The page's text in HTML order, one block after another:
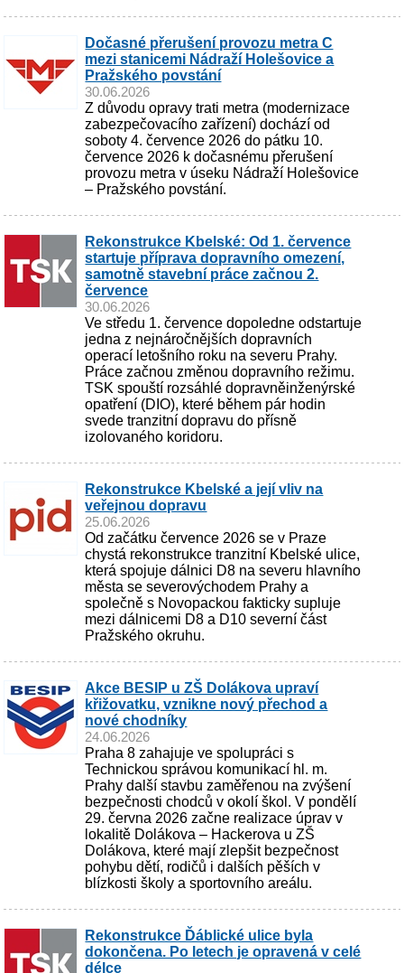
Dočasné přerušení provozu metra C
mezi stanicemi Nádraží Holešovice a
Pražského povstání
30.06.2026
Z důvodu opravy trati metra (modernizace
zabezpečovacího zařízení) dochází od
soboty 4. července 2026 do pátku 10.
července 2026 k dočasnému přerušení
provozu metra v úseku Nádraží Holešovice
– Pražského povstání.
Rekonstrukce Kbelské: Od 1. července
startuje příprava dopravního omezení,
samotně stavební práce začnou 2.
července
30.06.2026
Ve středu 1. července dopoledne odstartuje
jedna z nejnáročnějších dopravních
operací letošního roku na severu Prahy.
Práce začnou změnou dopravního režimu.
TSK spouští rozsáhlé dopravněinženýrské
opatření (DIO), které během pár hodin
svede tranzitní dopravu do přísně
izolovaného koridoru.
Rekonstrukce Kbelské a její vliv na
veřejnou dopravu
25.06.2026
Od začátku července 2026 se v Praze
chystá rekonstrukce tranzitní Kbelské ulice,
která spojuje dálnici D8 na severu hlavního
města se severovýchodem Prahy a
společně s Novopackou fakticky supluje
mezi dálnicemi D8 a D10 severní část
Pražského okruhu.
Akce BESIP u ZŠ Dolákova upraví
křižovatku, vznikne nový přechod a
nové chodníky
24.06.2026
Praha 8 zahajuje ve spolupráci s
Technickou správou komunikací hl. m.
Prahy další stavbu zaměřenou na zvýšení
bezpečnosti chodců v okolí škol. V pondělí
29. června 2026 začne realizace úprav v
lokalitě Dolákova – Hackerova u ZŠ
Dolákova, které mají zlepšit bezpečnost
pohybu dětí, rodičů i dalších pěších v
blízkosti školy a sportovního areálu.
Rekonstrukce Ďáblické ulice byla
dokončena. Po letech je opravená v celé
délce